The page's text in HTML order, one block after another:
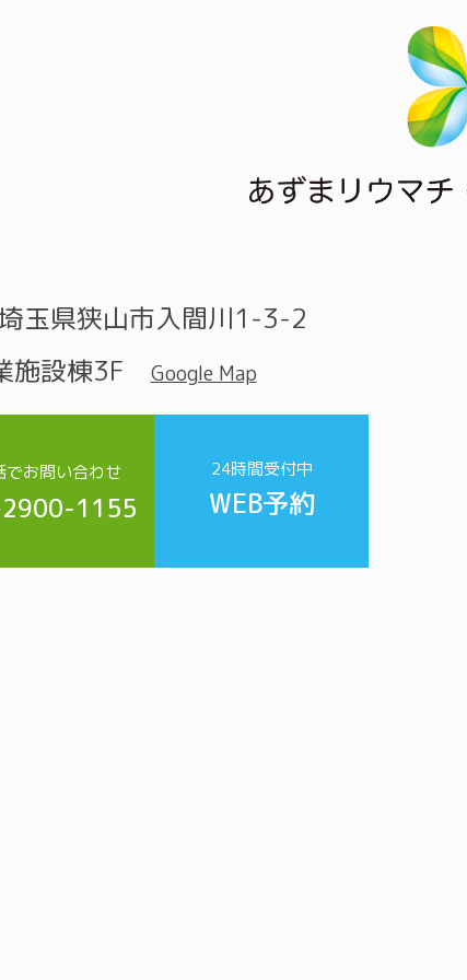
県狭山市入間川1-3-2
施設棟3F
Google Map
でお問い合わせ
1155
24時間受付中
WEB予約